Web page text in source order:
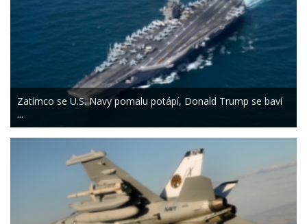
Zatímco se U.S. Navy pomalu potápí, Donald Trump se baví
...